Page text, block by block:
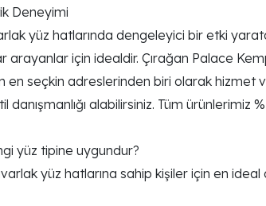
Deneyimi
yüz hatlarında dengeleyici bir etki
arayanlar için idealdir. Çırağan Palace
en seçkin adreslerinden biri olarak hizmet
alabilirsiniz. Tüm ürünlerimiz
yüz tipine uygundur?
yüz hatlarına sahip kişiler için en